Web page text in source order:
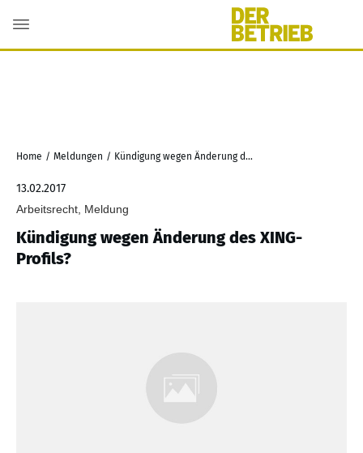
Home / Meldungen / Kündigung wegen Änderung des XING-Profils?
13.02.2017
Arbeitsrecht, Meldung
Kündigung wegen Änderung des XING-
Profils?